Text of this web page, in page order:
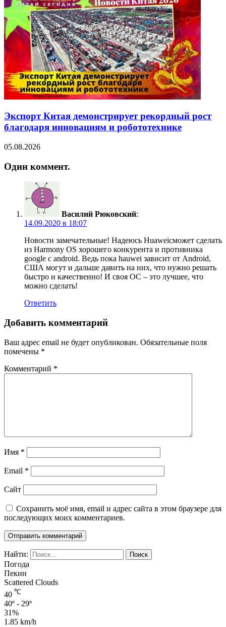
Экспорт Китая демонстрирует рекордный рост
благодаря инновациям и робототехнике
05.08.2026
Один коммент.
Василий Рюковский:
14.09.2020 в 18:07
Новости замечательные! Надеюсь Huaweiсможет сделать
из Harmony OS хорошего конкурента и противника
google с android. Ведь пока hauwei зависит от Android,
США могут и дальше давить на них, что нужно решать
быстро и качественно! И своя ОС – это лучшее, что
можно сделать!
Ответить
Добавить комментарий
Ваш адрес email не будет опубликован. Обязательные поля
помечены *
Комментарий *
Имя *
Email *
Сайт
Сохранить моё имя, email и адрес сайта в этом браузере для
последующих моих комментариев.
Найти:
Погода
Пекин
Scattered Clouds
40 ℃
40º - 29º
31%
1.85 km/h